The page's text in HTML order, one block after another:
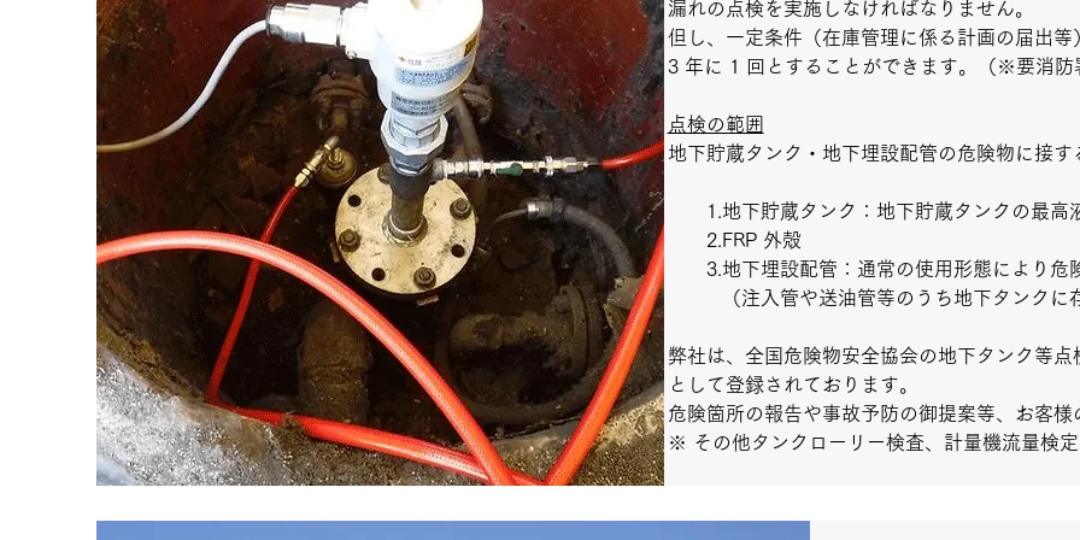
漏れの点検を実施しなければなりません。
但し、一定条件（在庫管理に係る計画の届出
3 年に 1 回とすることができます。（※要消防
点検の範囲
地下貯蔵タンク・地下埋設配管の危険物に接
1.地下貯蔵タンク：地下貯蔵タンクの最高
2.FRP 外殻
3.地下埋設配管：通常の使用形態により危
（注入管や送油管等のうち地下タンクに
弊社は、全国危険物安全協会の地下タンク等
として登録されております。
危険箇所の報告や事故予防の御提案等、お客
※ その他タンクローリー検査、計量機流量検